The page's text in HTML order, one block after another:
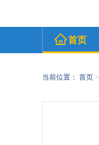
首页
当前位置： 首页 >